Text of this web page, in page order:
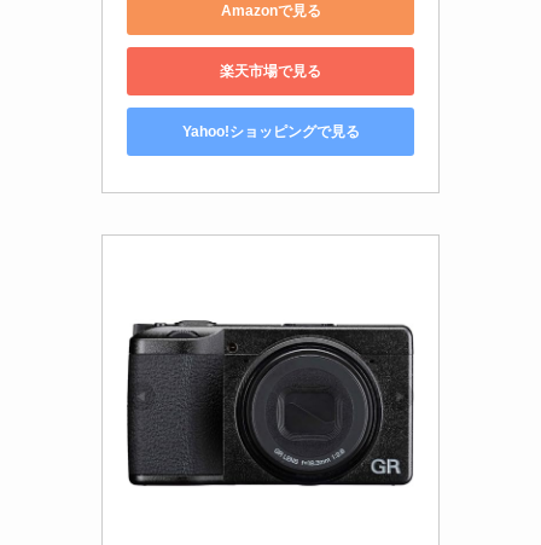
Amazonで見る
楽天市場で見る
Yahoo!ショッピングで見る